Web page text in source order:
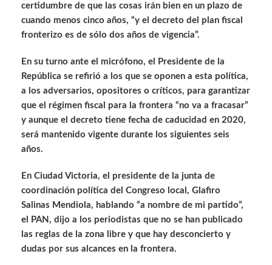
certidumbre de que las cosas irán bien en un plazo de
cuando menos cinco años, “y el decreto del plan fiscal
fronterizo es de sólo dos años de vigencia”.
En su turno ante el micrófono, el Presidente de la
República se refirió a los que se oponen a esta política,
a los adversarios, opositores o críticos, para garantizar
que el régimen fiscal para la frontera “no va a fracasar”
y aunque el decreto tiene fecha de caducidad en 2020,
será mantenido vigente durante los siguientes seis
años.
En Ciudad Victoria, el presidente de la junta de
coordinación política del Congreso local, Glafiro
Salinas Mendiola, hablando “a nombre de mi partido”,
el PAN, dijo a los periodistas que no se han publicado
las reglas de la zona libre y que hay desconcierto y
dudas por sus alcances en la frontera.